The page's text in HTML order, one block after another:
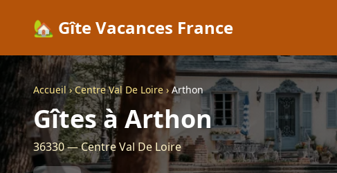
🏡 Gîte Vacances France
Accueil›Centre Val De Loire› Arthon
Gîtes à Arthon
36330 — Centre Val De Loire